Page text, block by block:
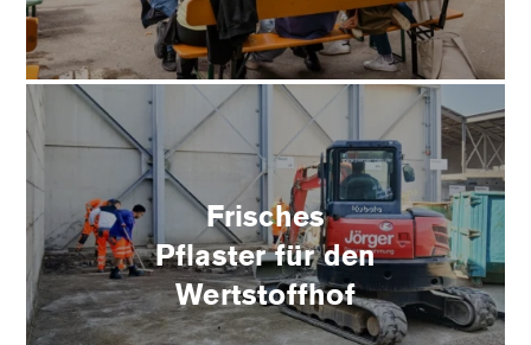
Frisches
Pflaster für den
Wertstoffhof